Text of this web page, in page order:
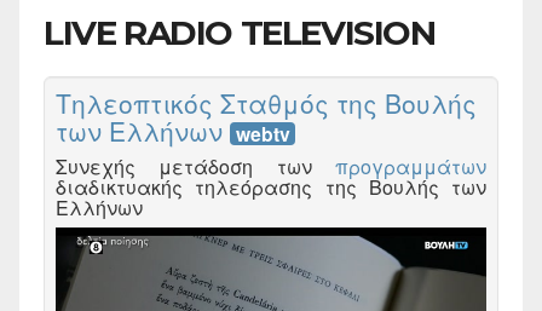
LIVE RADIO TELEVISION